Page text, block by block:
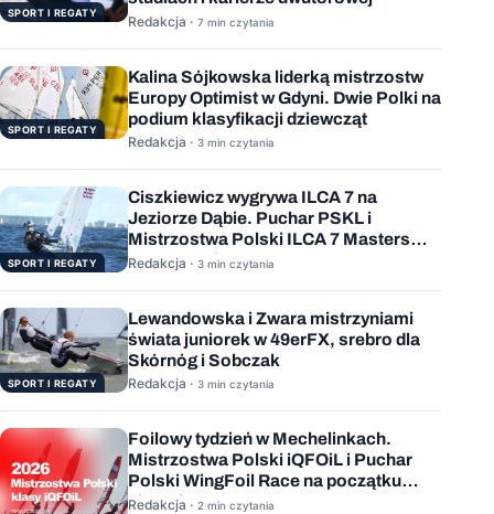
SPORT I REGATY
Redakcja · 7 min czytania
SPORT I REGATY
Kalina Sójkowska liderką mistrzostw
Europy Optimist w Gdyni. Dwie Polki na
podium klasyfikacji dziewcząt
Redakcja · 3 min czytania
SPORT I REGATY
Ciszkiewicz wygrywa ILCA 7 na
Jeziorze Dąbie. Puchar PSKL i
Mistrzostwa Polski ILCA 7 Masters
rozstrzygnięte
Redakcja · 3 min czytania
SPORT I REGATY
Lewandowska i Zwara mistrzyniami
świata juniorek w 49erFX, srebro dla
Skórnóg i Sobczak
Redakcja · 3 min czytania
Foilowy tydzień w Mechelinkach.
Mistrzostwa Polski iQFOiL i Puchar
Polski WingFoil Race na początku
sierpnia
Redakcja · 2 min czytania